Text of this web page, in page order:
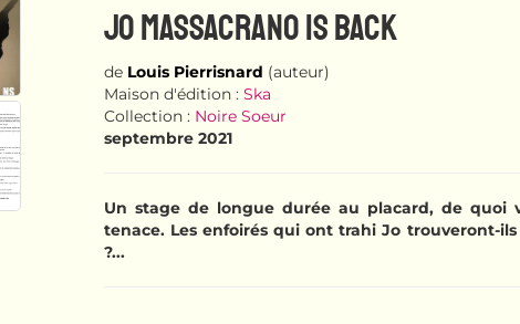
JO MASSACRANO IS BACK
de Louis Pierrisnard (auteur)
Maison d'édition : Ska
Collection : Noire Soeur
septembre 2021
Un stage de longue durée au placard, de quoi
tenace. Les enfoirés qui ont trahi Jo trouveront-
?...